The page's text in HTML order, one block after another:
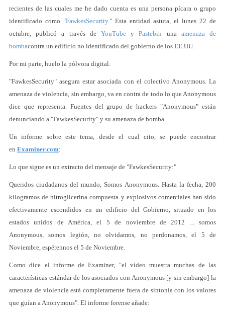
recientes de las cuales me he dado cuenta es una persona pícara o grupo
identificado como "FawkesSecurity." Esta entidad astuta, el lunes 22 de
octubre, publicó a través de YouTube yPastebin una amenaza de
bombacontra un edificio no identificado del gobierno de los EE.UU..
Por mi parte, huelo la pólvora digital.
"FawkesSecurity" asegura estar asociada con el colectivo Anonymous. La
amenaza de violencia, sin embargo, va en contra de todo lo que Anonymous
dice que representa. Fuentes del grupo de hackers "Anonymous" están
denunciando a "FawkesSecurity" y su amenaza de bomba.
Un informe sobre este tema, desde el cual cito, se puede encontrar
en Examiner.com:
Lo que sigue es un extracto del mensaje de "FawkesSecurity:"
Queridos ciudadanos del mundo, Somos Anonymous. Hasta la fecha, 200
kilogramos de nitroglicerina compuesta y explosivos comerciales han sido
efectivamente escondidos en un edificio del Gobierno, situado en los
estados unidos de América, el 5 de noviembre de 2012 ... somos
Anonymous, somos legión, no olvidamos, no perdonamos, el 5 de
Noviembre, espérennos el 5 de Noviembre.
Como dice el informe de Examiner, "el vídeo muestra muchas de las
características estándar de los asociados con Anonymous [y sin embargo] la
amenaza de violencia está completamente fuera de sintonía con los valores
que guían a Anonymous". El informe forense añade: